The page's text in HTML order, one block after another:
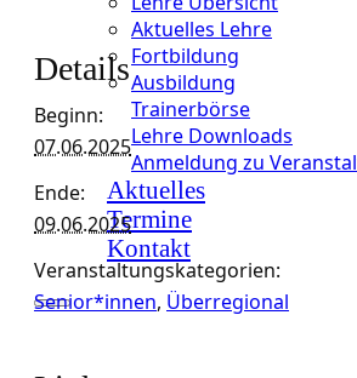
Aktuelles Lehre
Fortbildung
Ausbildung
Trainerbörse
Lehre Downloads
Anmeldung zu
Aktuelles
Termine
Kontakt
Details
Beginn:
07.06.2025
Ende:
09.06.2025
Veranstaltungskategorien:
Senior*innen, Überregional